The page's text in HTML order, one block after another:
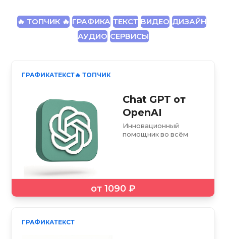
🔥 ТОПЧИК 🔥 ГРАФИКА ТЕКСТ ВИДЕО ДИЗАЙН
АУДИО СЕРВИСЫ
ГРАФИКАТЕКСТ🔥 ТОПЧИК
Chat GPT от
OpenAI
Инновационный
помощник во всём
от 1090 ₽
ГРАФИКАТЕКСТ